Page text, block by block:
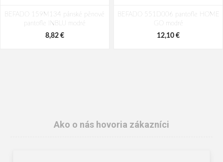
BEFADO 159M134 pánské pěnové
pantofle INBLU modré
8,82 €
BEFADO 551D006 pantofle HOME
GO modré
12,10 €
Ako o nás hovoria zákazníci